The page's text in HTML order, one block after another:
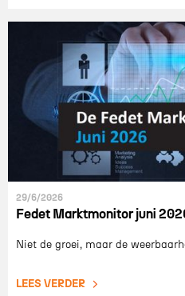
29/6/2026
Fedet Marktmonitor juni
Niet de groei, maar de
LEES VERDER